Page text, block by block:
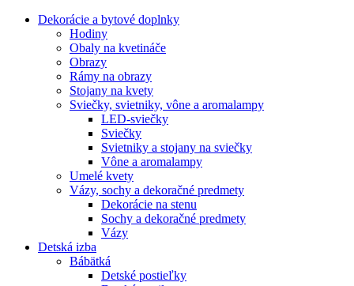
Dekorácie a bytové doplnky
Hodiny
Obaly na kvetináče
Obrazy
Rámy na obrazy
Stojany na kvety
Sviečky, svietniky, vône a aromalampy
LED-sviečky
Sviečky
Svietniky a stojany na sviečky
Vône a aromalampy
Umelé kvety
Vázy, sochy a dekoračné predmety
Dekorácie na stenu
Sochy a dekoračné predmety
Vázy
Detská izba
Bábätká
Detské postieľky